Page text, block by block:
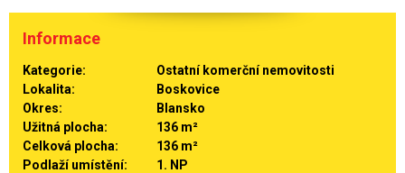
Informace
Kategorie:
Ostatní komerční nemovitosti
Lokalita:
Boskovice
Okres:
Blansko
Užitná plocha:
136 m²
Celková plocha:
136 m²
Podlaží umístění:
1. NP